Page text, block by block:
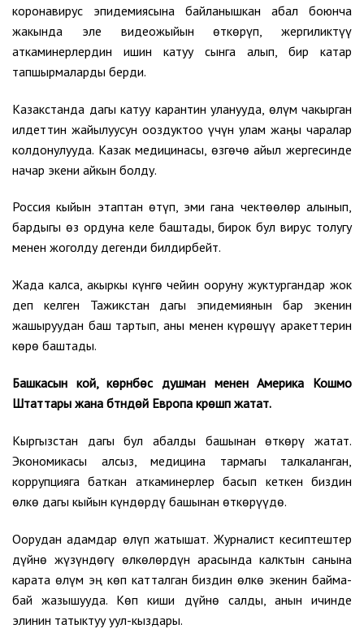
коронавирус эпидемиясына байланышкан абал боюнча
жакында эле видеожыйын өткөрүп, жергиликтүү
аткаминерлердин ишин катуу сынга алып, бир катар
тапшырмаларды берди.
Казакстанда дагы катуу карантин уланууда, өлүм чакырган
илдеттин жайылуусун ооздуктоо үчүн улам жаңы чаралар
колдонулууда. Казак медицинасы, өзгөчө айыл жергесинде
начар экени айкын болду.
Россия кыйын этаптан өтүп, эми гана чектөөлөр алынып,
бардыгы өз ордуна келе баштады, бирок бул вирус толугу
менен жоголду дегенди билдирбейт.
Жада калса, акыркы күнгө чейин ооруну жуктургандар жок
деп келген Тажикстан дагы эпидемиянын бар экенин
жашыруудан баш тартып, аны менен күрөшүү аракеттерин
көрө баштады.
Башкасын кой, көрүнбөс душман менен Америка Кошмо
Штаттары жана бүтүндөй Европа күрөшүп жатат.
Кыргызстан дагы бул абалды башынан өткөрү жатат.
Экономикасы алсыз, медицина тармагы талкаланган,
коррупцияга баткан аткаминерлер басып кеткен биздин
өлкө дагы кыйын күндөрдү башынан өткөрүүдө.
Оорудан адамдар өлүп жатышат. Журналист кесиптештер
дүйнө жүзүндөгү өлкөлөрдүн арасында калктын санына
карата өлүм эң көп катталган биздин өлкө экенин байма-
бай жазышууда. Көп киши дүйнө салды, анын ичинде
элинин татыктуу уул-кыздары.